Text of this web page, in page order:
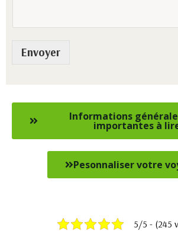
Envoyer
Informations
importantes à
Pesonnaliser votre
5/5 - (245